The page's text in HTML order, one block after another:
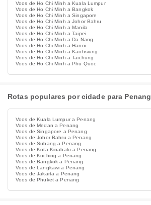
Voos de Ho Chi Minh a Kuala Lumpur
Voos de Ho Chi Minh a Bangkok
Voos de Ho Chi Minh a Singapore
Voos de Ho Chi Minh a Johor Bahru
Voos de Ho Chi Minh a Manila
Voos de Ho Chi Minh a Taipei
Voos de Ho Chi Minh a Da Nang
Voos de Ho Chi Minh a Hanoi
Voos de Ho Chi Minh a Kaohsiung
Voos de Ho Chi Minh a Taichung
Voos de Ho Chi Minh a Phu Quoc
Rotas populares por cidade para Penang
Voos de Kuala Lumpur a Penang
Voos de Medan a Penang
Voos de Singapore a Penang
Voos de Johor Bahru a Penang
Voos de Subang a Penang
Voos de Kota Kinabalu a Penang
Voos de Kuching a Penang
Voos de Bangkok a Penang
Voos de Langkawi a Penang
Voos de Jakarta a Penang
Voos de Phuket a Penang